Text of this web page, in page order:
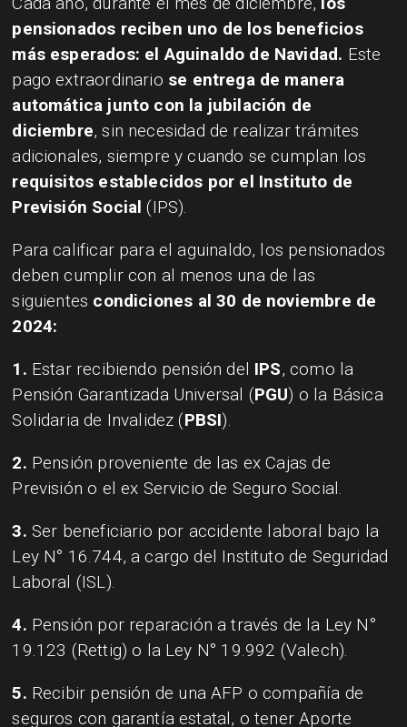
pensionados reciben uno de los beneficios
más esperados: el Aguinaldo de Navidad. Este
pago extraordinario se entrega de manera
automática junto con la jubilación de
diciembre, sin necesidad de realizar trámites
adicionales, siempre y cuando se cumplan los
requisitos establecidos por el Instituto de
Previsión Social (IPS).
Para calificar para el aguinaldo, los pensionados
deben cumplir con al menos una de las
siguientes condiciones al 30 de noviembre de
2024:
1. Estar recibiendo pensión del IPS, como la
Pensión Garantizada Universal (PGU) o la Básica
Solidaria de Invalidez (PBSI).
2. Pensión proveniente de las ex Cajas de
Previsión o el ex Servicio de Seguro Social.
3. Ser beneficiario por accidente laboral bajo la
Ley N° 16.744, a cargo del Instituto de Seguridad
Laboral (ISL).
4. Pensión por reparación a través de la Ley N°
19.123 (Rettig) o la Ley N° 19.992 (Valech).
5. Recibir pensión de una AFP o compañía de
seguros con garantía estatal, o tener Aporte